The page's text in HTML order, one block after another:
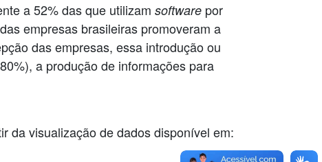
a 52% das que utilizam software por
empresas brasileiras promoveram a
das empresas, essa introdução ou
a produção de informações para
da visualização de dados disponível em: